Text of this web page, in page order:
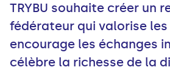
TRYBU souhaite créer un
fédérateur qui valorise
encourage les échanges
célèbre la richesse de la